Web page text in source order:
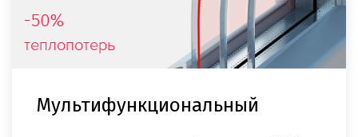
-50%
теплопотерь
Мульти­функ­циональный